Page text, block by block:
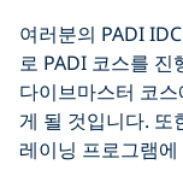
여러분의 PADI
로 PADI 코스를 진
다이브마스터 코
게 될 것입니다. 또
레이닝 프로그램